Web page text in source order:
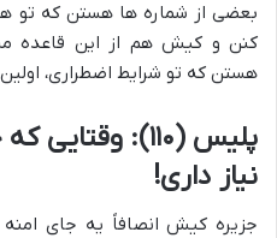
بعضی از شماره ها هستن که تو
کنن و کیش هم از این قاعده
هستن که تو شرایط اضطراری،
پلیس (۱۱۰):
نیاز داری!
جزیره کیش انصافاً یه جای